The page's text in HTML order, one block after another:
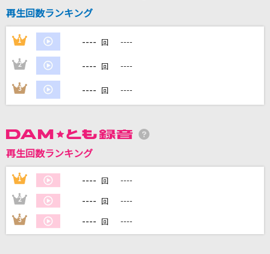
ブリキノダンス
Ado
DAMの新曲・ランキングなど
DAMに会員登録・ログインして
カラオケをもっと楽しもう！
再生回数ランキング
1 ---- 回 ----
2 ---- 回 ----
3 ---- 回 ----
再生回数ランキング
1 ---- 回 ----
2 ---- 回 ----
3 ---- 回 ----